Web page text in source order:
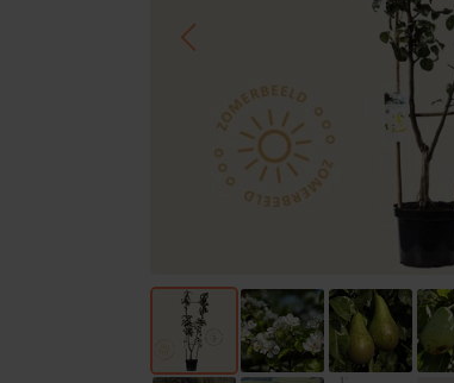
Bomen
Leibomen
Kamerplanten